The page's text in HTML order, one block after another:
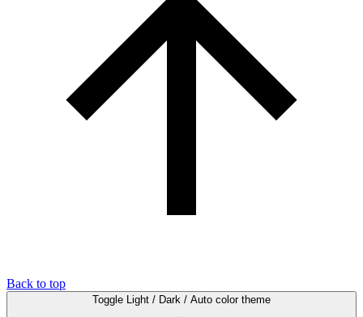
Back to top
Toggle Light / Dark / Auto color theme